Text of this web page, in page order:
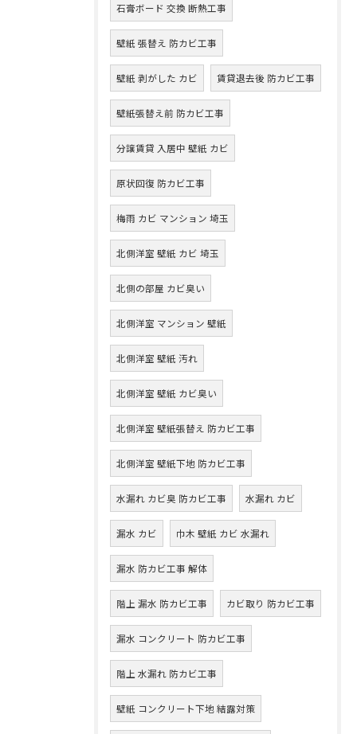
石膏ボード 交換 断熱工事
壁紙 張替え 防カビ工事
壁紙 剥がした カビ 賃貸退去後 防カビ工事
壁紙張替え前 防カビ工事
分譲賃貸 入居中 壁紙 カビ
原状回復 防カビ工事
梅雨 カビ マンション 埼玉
北側洋室 壁紙 カビ 埼玉
北側の部屋 カビ臭い
北側洋室 マンション 壁紙
北側洋室 壁紙 汚れ
北側洋室 壁紙 カビ臭い
北側洋室 壁紙張替え 防カビ工事
北側洋室 壁紙下地 防カビ工事
水漏れ カビ臭 防カビ工事 水漏れ カビ
漏水 カビ 巾木 壁紙 カビ 水漏れ
漏水 防カビ工事 解体
階上 漏水 防カビ工事 カビ取り 防カビ工事
漏水 コンクリート 防カビ工事
階上 水漏れ 防カビ工事
壁紙 コンクリート下地 結露対策